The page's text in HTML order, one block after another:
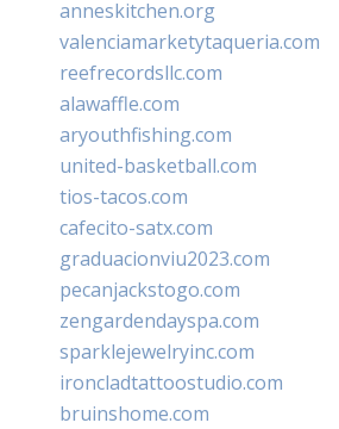
anneskitchen.org
valenciamarketytaqueria.com
reefrecordsllc.com
alawaffle.com
aryouthfishing.com
united-basketball.com
tios-tacos.com
cafecito-satx.com
graduacionviu2023.com
pecanjackstogo.com
zengardendayspa.com
sparklejewelryinc.com
ironcladtattoostudio.com
bruinshome.com